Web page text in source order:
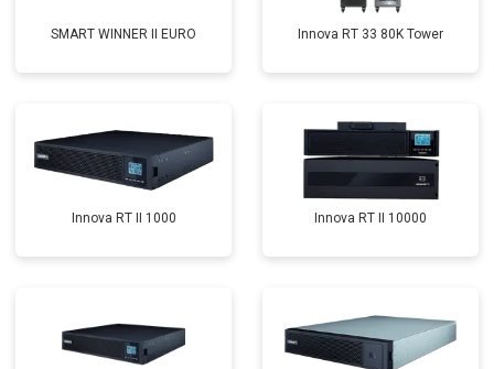
SMART WINNER II EURO Innova RT 33 80K Tower
Innova RT II 1000 Innova RT II 10000